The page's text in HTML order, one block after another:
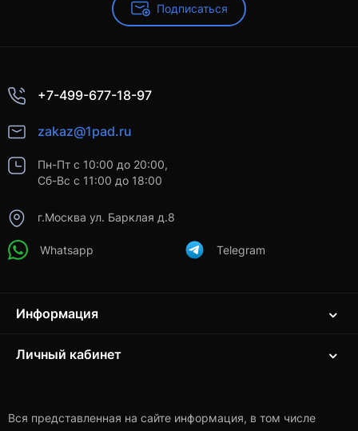
Подписаться
+7-499-677-18-97
zakaz@1pad.ru
Пн-Пт с 10:00 до 20:00,
Сб-Вс с 11:00 до 18:00
г.Москва ул. Барклая д.8
Whatsapp Telegram
Информация
Личный кабинет
Вся представленная на сайте информация, в том числе